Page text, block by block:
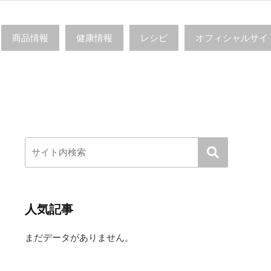
商品情報 健康情報 レシピ オフィシャルサイ
人気記事
まだデータがありません。